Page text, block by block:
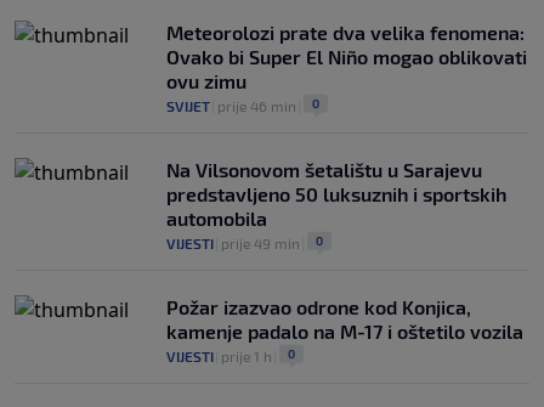
Meteorolozi prate dva velika fenomena:
Ovako bi Super El Niño mogao oblikovati
ovu zimu
SVIJET prije 46 min 0
Na Vilsonovom šetalištu u Sarajevu
predstavljeno 50 luksuznih i sportskih
automobila
VIJESTI prije 49 min 0
Požar izazvao odrone kod Konjica,
kamenje padalo na M-17 i oštetilo vozila
VIJESTI prije 1 h 0